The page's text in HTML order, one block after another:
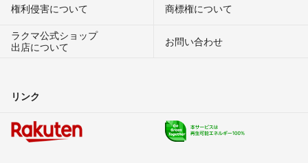
権利侵害について
商標権について
ラクマ公式ショップ
出店について
お問い合わせ
リンク